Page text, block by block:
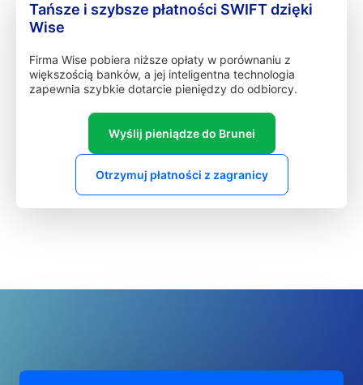
Tańsze i szybsze płatności SWIFT dzięki
Wise
Firma Wise pobiera niższe opłaty w porównaniu z
większością banków, a jej inteligentna technologia
zapewnia szybkie dotarcie pieniędzy do odbiorcy.
Wyślij pieniądze do Brunei
Otrzymuj płatności z zagranicy